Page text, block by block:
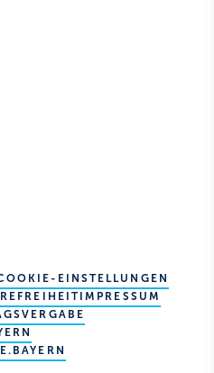
EINSTELLUNGEN
IMPRESSUM